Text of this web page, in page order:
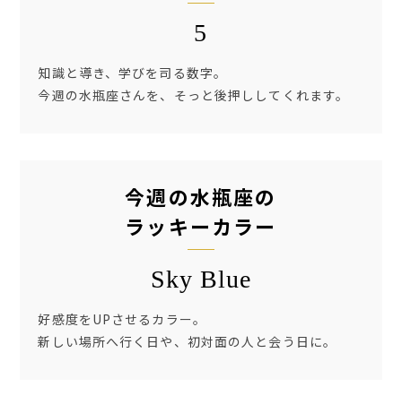
5
知識と導き、学びを司る数字。
今週の水瓶座さんを、そっと後押ししてくれます。
今週の水瓶座の
ラッキーカラー
Sky Blue
好感度をUPさせるカラー。
新しい場所へ行く日や、初対面の人と会う日に。